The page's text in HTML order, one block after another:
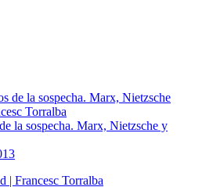
la sospecha. Marx, Nietzsche y